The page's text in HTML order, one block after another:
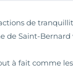
de
de Saint-
à fait comme